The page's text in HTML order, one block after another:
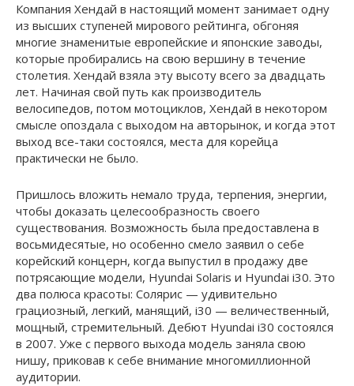
Компания Хендай в настоящий момент занимает одну
из высших ступеней мирового рейтинга, обгоняя
многие знаменитые европейские и японские заводы,
которые пробирались на свою вершину в течение
столетия. Хендай взяла эту высоту всего за двадцать
лет. Начиная свой путь как производитель
велосипедов, потом мотоциклов, Хендай в некотором
смысле опоздала с выходом на авторынок, и когда этот
выход все-таки состоялся, места для корейца
практически не было.
Пришлось вложить немало труда, терпения, энергии,
чтобы доказать целесообразность своего
существования. Возможность была предоставлена в
восьмидесятые, но особенно смело заявил о себе
корейский концерн, когда выпустил в продажу две
потрясающие модели, Hyundai Solaris и Hyundai i30. Это
два полюса красоты: Солярис — удивительно
грациозный, легкий, манящий, i30 — величественный,
мощный, стремительный. Дебют Hyundai i30 состоялся
в 2007. Уже с первого выхода модель заняла свою
нишу, приковав к себе внимание многомиллионной
аудитории.